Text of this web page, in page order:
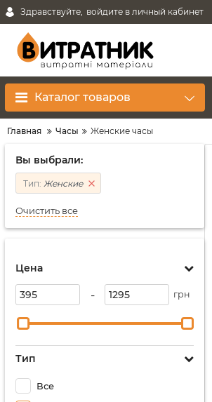
Здравствуйте, войдите в личный кабинет
Каталог товаров
Главная Часы Женские часы
Вы выбрали:
Тип: Женские
Очистить все
Цена
- грн
Тип
Все